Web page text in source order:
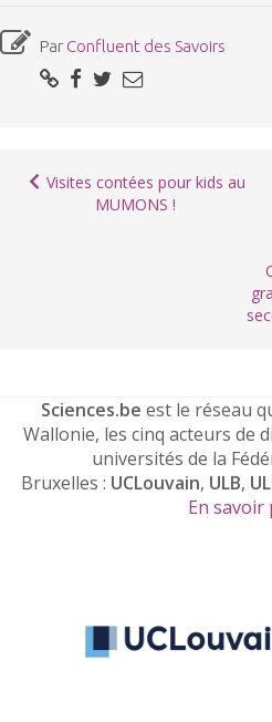
Par Confluent des Savoirs
Visites contées pour kids au
MUMONS !
Sciences.be est le réseau
Wallonie, les cinq acteurs de
universités de la
Bruxelles : UCLouvain, ULB,
En savoir